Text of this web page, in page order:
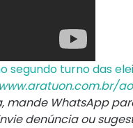
segundo turno das
www.aratuon.com.br/
mande WhatsApp
denúncia ou